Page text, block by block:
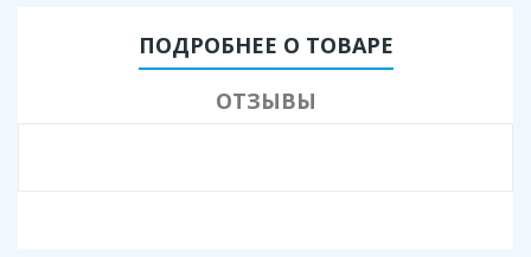
ПОДРОБНЕЕ О ТОВАРЕ
ОТЗЫВЫ